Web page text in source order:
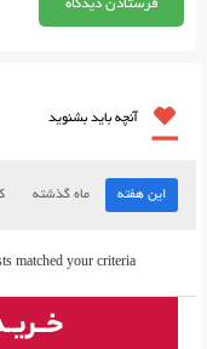
آنچه باید بشنوید
این هفته ماه گذشته
matched your criteria.